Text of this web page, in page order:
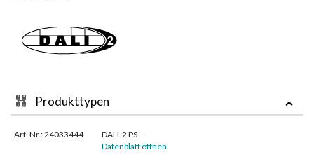
Produkttypen
Art. Nr.: 24033444
DALI-2 PS –
Datenblatt öffnen